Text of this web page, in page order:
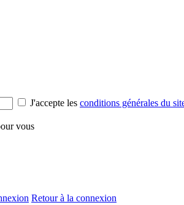
J'accepte les conditions générales du
vous
Retour à la connexion